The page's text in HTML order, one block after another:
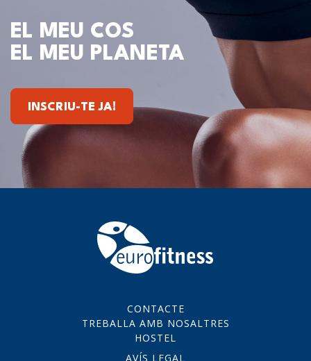
EL MEU COS
EL MEU PLANETA
INSCRIU-TE JA!
CONTACTE
TREBALLA AMB NOSALTRES
HOSTEL
AVÍS LEGAL